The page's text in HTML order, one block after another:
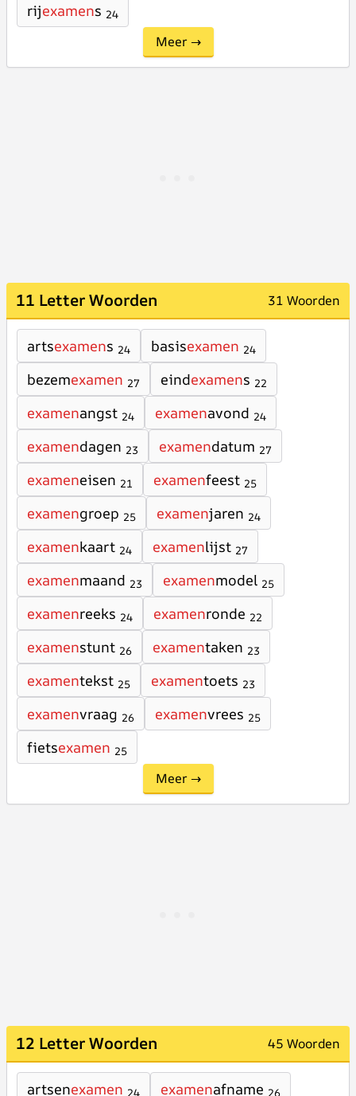
rijexamens 24
Meer →
11 Letter Woorden 31 Woorden
artsexamens 24 basisexamen 24
bezemexamen 27 eindexamens 22
examenangst 24 examenavond 24
examendagen 23 examendatum 27
exameneisen 21 examenfeest 25
examengroep 25 examenjaren 24
examenkaart 24 examenlijst 27
examenmaand 23 examenmodel 25
examenreeks 24 examenronde 22
examenstunt 26 examentaken 23
examentekst 25 examentoets 23
examenvraag 26 examenvrees 25
fietsexamen 25
Meer →
12 Letter Woorden 45 Woorden
artsenexamen 24 examenafname 26